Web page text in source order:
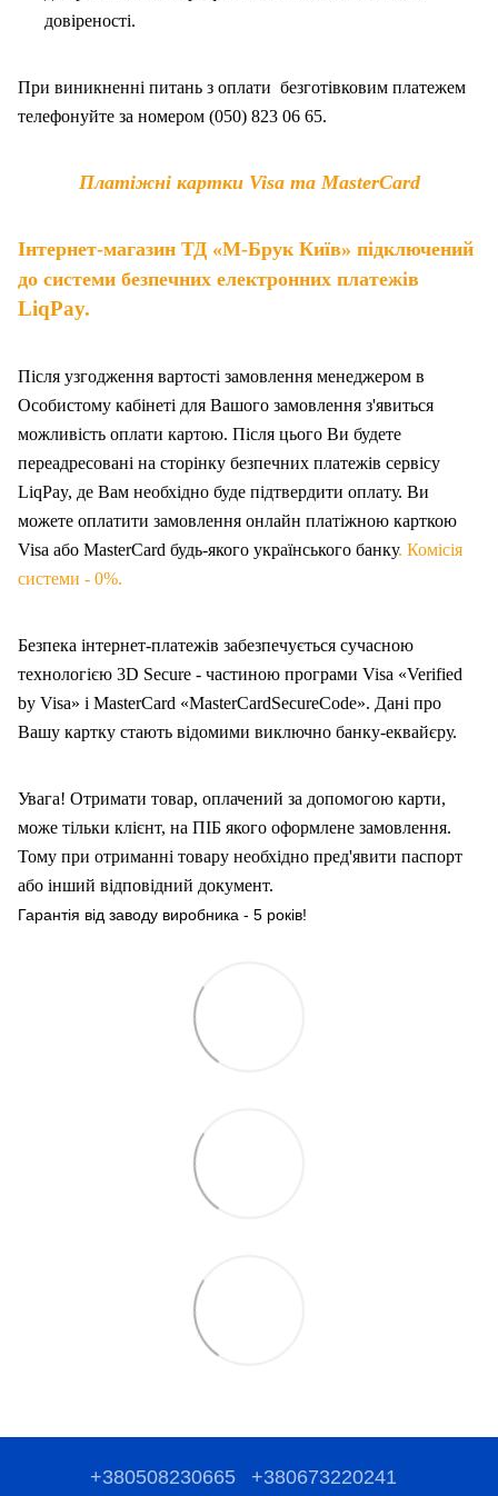
довіреності.
При виникненні питань з оплати безготівковим платежем
телефонуйте за номером (050) 823 06 65.
Платіжні картки Visa та MasterCard
Інтернет-магазин ТД «М-Брук Київ» підключений
до системи безпечних електронних платежів
LiqPay.
Після узгодження вартості замовлення менеджером в
Особистому кабінеті для Вашого замовлення з'явиться
можливість оплати картою. Після цього Ви будете
переадресовані на сторінку безпечних платежів сервісу
LiqPay, де Вам необхідно буде підтвердити оплату. Ви
можете оплатити замовлення онлайн платіжною карткою
Visa або MasterCard будь-якого українського банку. Комісія
системи - 0%.
Безпека інтернет-платежів забезпечується сучасною
технологією 3D Secure - частиною програми Visa «Verified
by Visa» і MasterCard «MasterCardSecureCode». Дані про
Вашу картку стають відомими виключно банку-еквайєру.
Увага! Отримати товар, оплачений за допомогою карти,
може тільки клієнт, на ПІБ якого оформлене замовлення.
Тому при отриманні товару необхідно пред'явити паспорт
або інший відповідний документ.
Гарантія від заводу виробника - 5 років!
+380508230665 +380673220241